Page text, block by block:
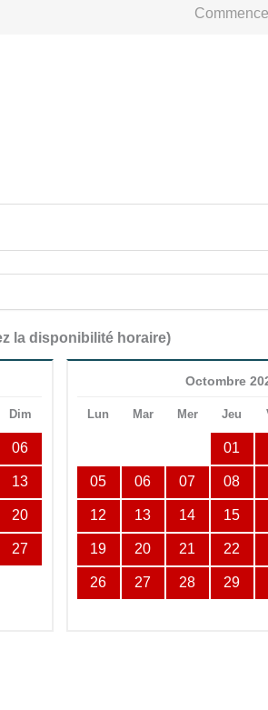
la disponibilité horaire)
Dim
06
13
20
27
Octombre
Lun Mar Mer Jeu
01
05 06 07 08
12 13 14 15
19 20 21 22
26 27 28 29